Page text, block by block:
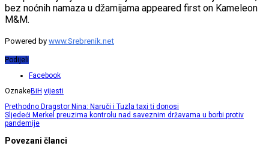
bez noćnih namaza u džamijama appeared first on Kameleon
M&M.
Powered by www.Srebrenik.net
Podijeli
Facebook
OznakeBiH vijesti
Prethodno Dragstor Nina: Naruči i Tuzla taxi ti donosi
Sljedeći Merkel preuzima kontrolu nad saveznim državama u borbi protiv
pandemije
Povezani članci